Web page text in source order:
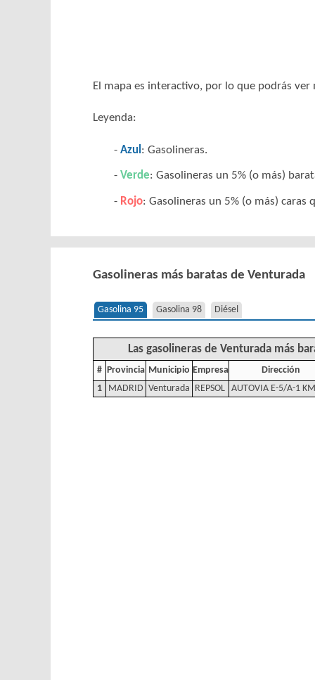
El mapa es interactivo, por lo que podrás
Leyenda:
Azul : Gasolineras.
Verde: Gasolineras un 5% (o más)
Rojo: Gasolineras un 5% (o más) caras
Gasolineras más baratas de Venturada
Gasolina 95 Gasolina 98 Diésel
Las gasolineras de Venturada más
# Provincia Municipio Empresa
Dirección
1
MADRID Venturada REPSOL AUTOVIA E-5/A-1